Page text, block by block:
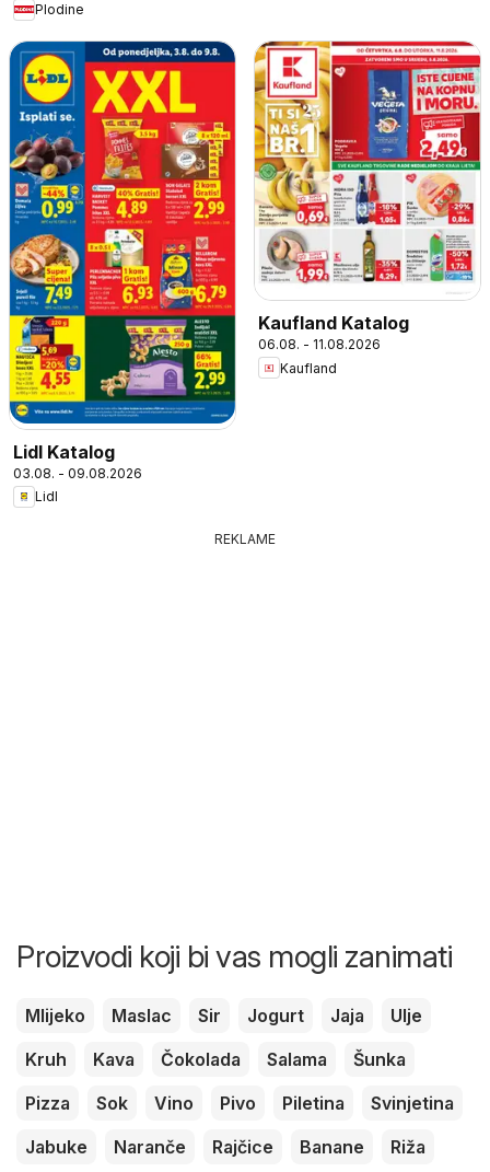
Plodine
Lidl Katalog
03.08. - 09.08.2026
Lidl
Kaufland Katalog
06.08. - 11.08.2026
Kaufland
REKLAME
Proizvodi koji bi vas mogli zanimati
Mlijeko Maslac Sir Jogurt Jaja
Ulje
Kruh
Kava Čokolada Salama
Šunka
Pizza
Sok Vino Pivo Piletina
Svinjetina
Jabuke
Naranče Rajčice Banane
Riža